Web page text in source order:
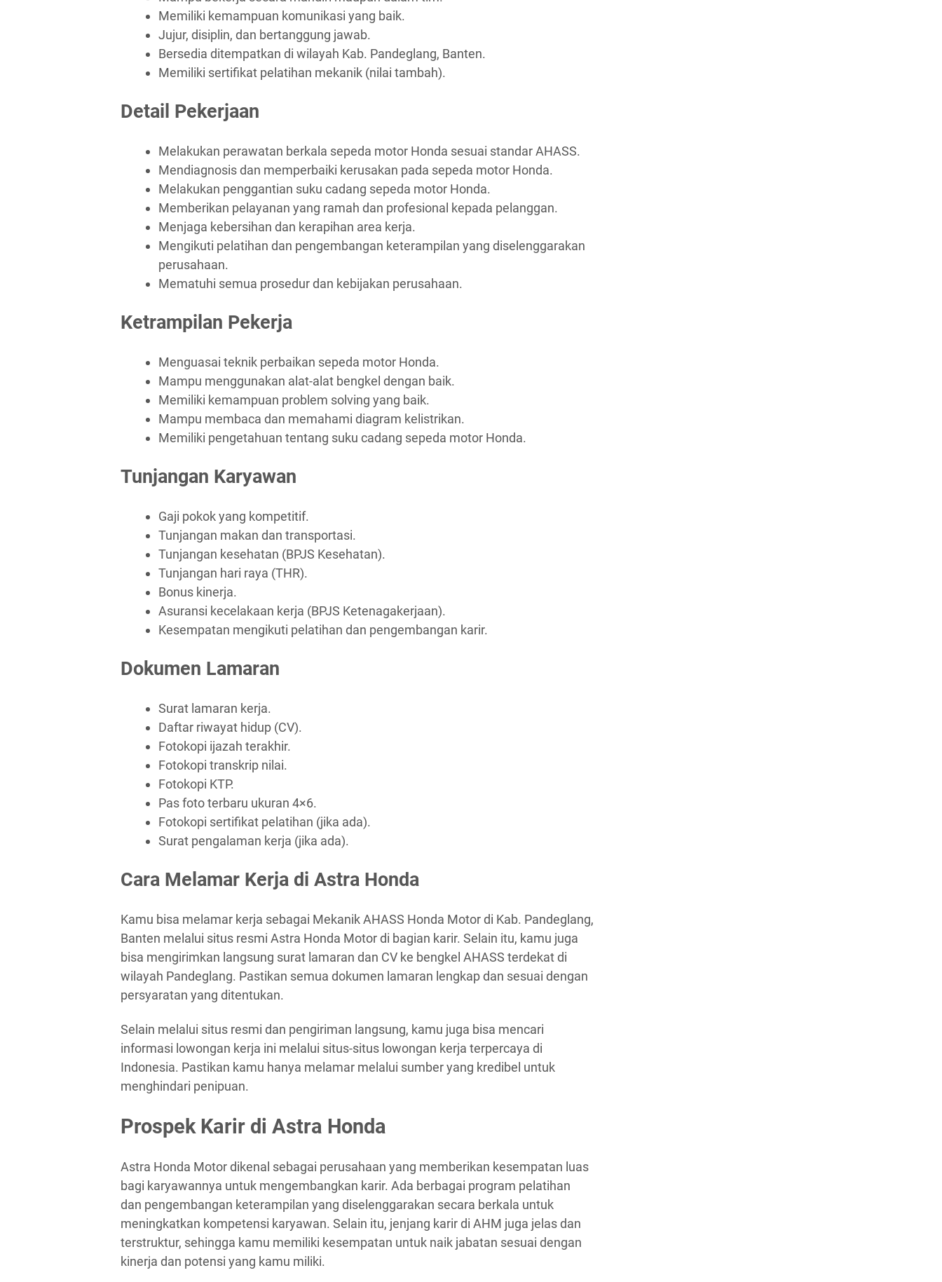
Memiliki kemampuan komunikasi yang baik.
Jujur, disiplin, dan bertanggung jawab.
Bersedia ditempatkan di wilayah Kab. Pandeglang, Banten.
Memiliki sertifikat pelatihan mekanik (nilai tambah).
Detail Pekerjaan
Melakukan perawatan berkala sepeda motor Honda sesuai standar AHASS.
Mendiagnosis dan memperbaiki kerusakan pada sepeda motor Honda.
Melakukan penggantian suku cadang sepeda motor Honda.
Memberikan pelayanan yang ramah dan profesional kepada pelanggan.
Menjaga kebersihan dan kerapihan area kerja.
Mengikuti pelatihan dan pengembangan keterampilan yang diselenggarakan
perusahaan.
Mematuhi semua prosedur dan kebijakan perusahaan.
Ketrampilan Pekerja
Menguasai teknik perbaikan sepeda motor Honda.
Mampu menggunakan alat-alat bengkel dengan baik.
Memiliki kemampuan problem solving yang baik.
Mampu membaca dan memahami diagram kelistrikan.
Memiliki pengetahuan tentang suku cadang sepeda motor Honda.
Tunjangan Karyawan
Gaji pokok yang kompetitif.
Tunjangan makan dan transportasi.
Tunjangan kesehatan (BPJS Kesehatan).
Tunjangan hari raya (THR).
Bonus kinerja.
Asuransi kecelakaan kerja (BPJS Ketenagakerjaan).
Kesempatan mengikuti pelatihan dan pengembangan karir.
Dokumen Lamaran
Surat lamaran kerja.
Daftar riwayat hidup (CV).
Fotokopi ijazah terakhir.
Fotokopi transkrip nilai.
Fotokopi KTP.
Pas foto terbaru ukuran 4×6.
Fotokopi sertifikat pelatihan (jika ada).
Surat pengalaman kerja (jika ada).
Cara Melamar Kerja di Astra Honda
Kamu bisa melamar kerja sebagai Mekanik AHASS Honda Motor di Kab. Pandeglang,
Banten melalui situs resmi Astra Honda Motor di bagian karir. Selain itu, kamu juga
bisa mengirimkan langsung surat lamaran dan CV ke bengkel AHASS terdekat di
wilayah Pandeglang. Pastikan semua dokumen lamaran lengkap dan sesuai dengan
persyaratan yang ditentukan.
Selain melalui situs resmi dan pengiriman langsung, kamu juga bisa mencari
informasi lowongan kerja ini melalui situs-situs lowongan kerja terpercaya di
Indonesia. Pastikan kamu hanya melamar melalui sumber yang kredibel untuk
menghindari penipuan.
Prospek Karir di Astra Honda
Astra Honda Motor dikenal sebagai perusahaan yang memberikan kesempatan luas
bagi karyawannya untuk mengembangkan karir. Ada berbagai program pelatihan
dan pengembangan keterampilan yang diselenggarakan secara berkala untuk
meningkatkan kompetensi karyawan. Selain itu, jenjang karir di AHM juga jelas dan
terstruktur, sehingga kamu memiliki kesempatan untuk naik jabatan sesuai dengan
kinerja dan potensi yang kamu miliki.